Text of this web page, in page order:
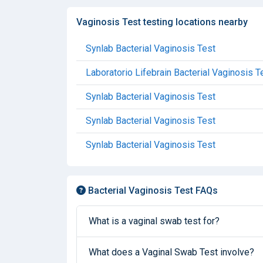
Vaginosis Test testing locations nearby
Synlab Bacterial Vaginosis Test
Laboratorio Lifebrain Bacterial Vaginosis
Synlab Bacterial Vaginosis Test
Synlab Bacterial Vaginosis Test
Synlab Bacterial Vaginosis Test
Bacterial Vaginosis Test FAQs
What is a vaginal swab test for?
What does a Vaginal Swab Test involve?